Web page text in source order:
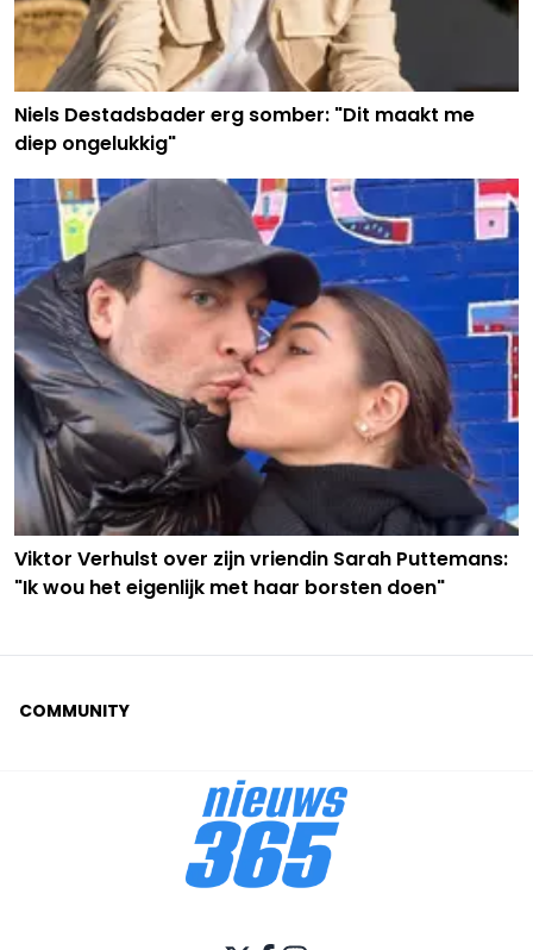
Niels Destadsbader erg somber: "Dit maakt me
diep ongelukkig"
Viktor Verhulst over zijn vriendin Sarah Puttemans:
"Ik wou het eigenlijk met haar borsten doen"
COMMUNITY